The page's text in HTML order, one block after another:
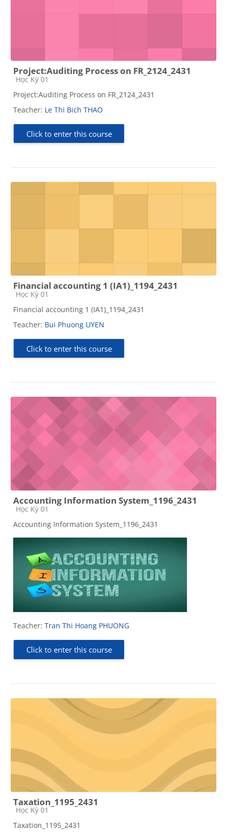
Project:Auditing Process on FR_2124_2431
Course category
Học Kỳ 01
Project:Auditing Process on FR_2124_2431
Teacher: Le Thi Bich THAO
Click to enter this course
Financial accounting 1 (IA1)_1194_2431
Course category
Học Kỳ 01
Financial accounting 1 (IA1)_1194_2431
Teacher: Bui Phuong UYEN
Click to enter this course
Accounting Information System_1196_2431
Course category
Học Kỳ 01
Accounting Information System_1196_2431
Teacher: Tran Thi Hoang PHUONG
Click to enter this course
Taxation_1195_2431
Course category
Học Kỳ 01
Taxation_1195_2431